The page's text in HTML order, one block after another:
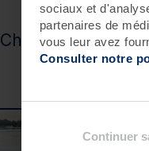
sociaux et
partenaires de
vous leur avez
Consulter notre
Continuer
Choisissez votre